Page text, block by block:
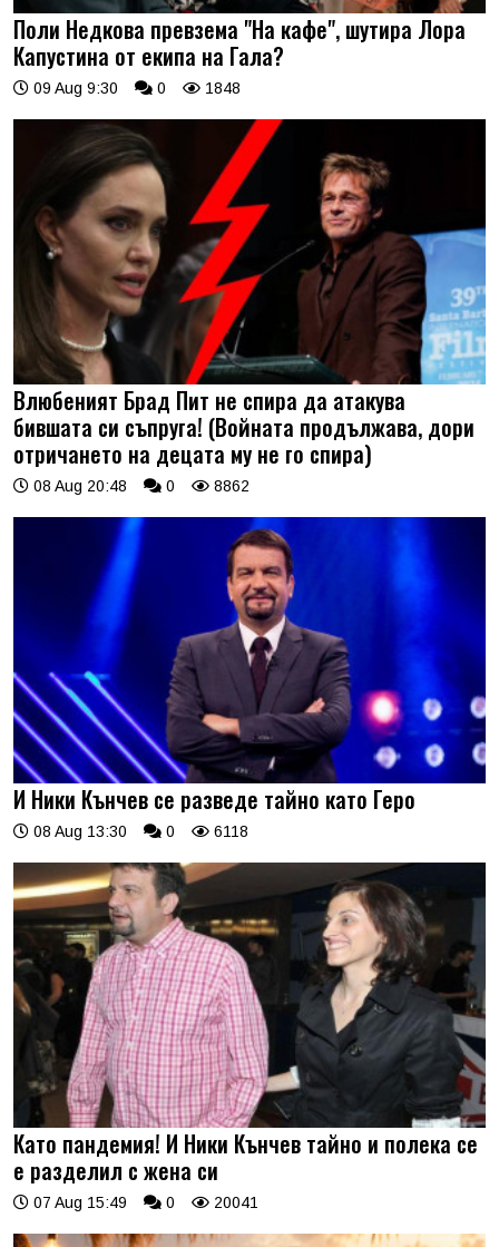
Поли Недкова превзема "На кафе", шутира Лора
Капустина от екипа на Гала?
09 Aug 9:30 0 1848
Влюбеният Брад Пит не спира да атакува
бившата си съпруга! (Войната продължава, дори
отричането на децата му не го спира)
08 Aug 20:48 0 8862
И Ники Кънчев се разведе тайно като Геро
08 Aug 13:30 0 6118
Като пандемия! И Ники Кънчев тайно и полека се
е разделил с жена си
07 Aug 15:49 0 20041